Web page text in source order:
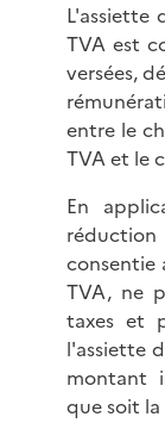
L'assiette
TVA est
versées,
entre le
TVA et le
En
consentie
TVA, ne
taxes et
l'assiette
montant
que soit